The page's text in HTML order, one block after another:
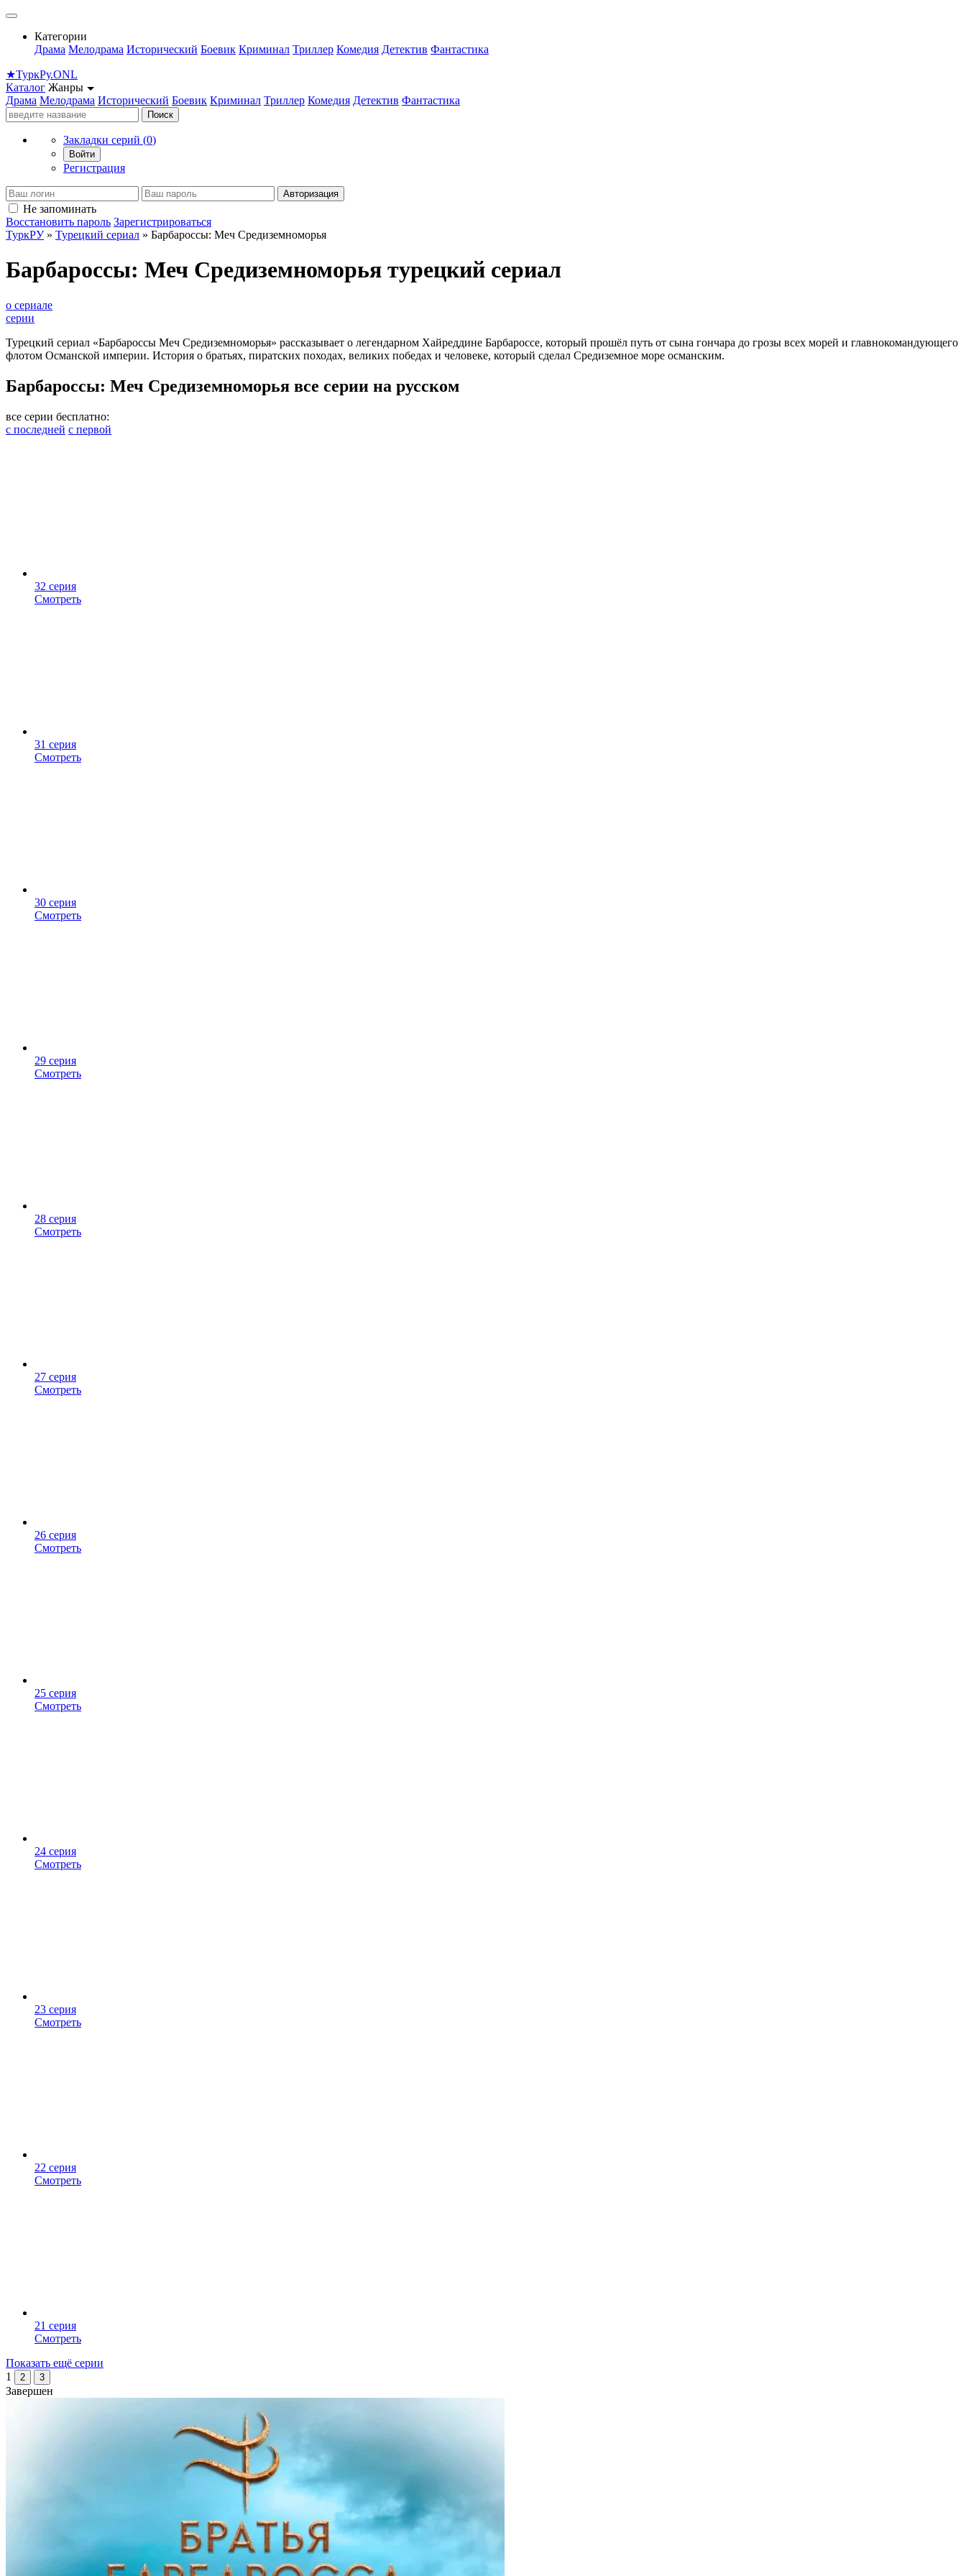
Категории
Драма Мелодрама Исторический Боевик Криминал Триллер Комедия Детектив Фантастика
★ТуркРу.ONL
Каталог Жанры
Драма Мелодрама Исторический Боевик Криминал Триллер Комедия Детектив Фантастика
Поиск
Закладки серий (0)
Войти
Регистрация
Авторизация
Не запоминать
Восстановить пароль Зарегистрироваться
ТуркРУ» Турецкий сериал » Барбароссы: Меч Средиземноморья
Барбароссы: Меч Средиземноморья турецкий сериал
о сериале
серии
Турецкий сериал «Барбароссы Меч Средиземноморья» рассказывает о легендарном Хайреддине Барбароссе, который прошёл путь от сына гончара до грозы всех морей и главнокомандующего
флотом Османской империи. История о братьях, пиратских походах, великих победах и человеке, который сделал Средиземное море османским.
Барбароссы: Меч Средиземноморья все серии на русском
все серии бесплатно:
с последней с первой
32 серия
Смотреть
31 серия
Смотреть
30 серия
Смотреть
29 серия
Смотреть
28 серия
Смотреть
27 серия
Смотреть
26 серия
Смотреть
25 серия
Смотреть
24 серия
Смотреть
23 серия
Смотреть
22 серия
Смотреть
21 серия
Смотреть
Показать ещё серии
1
2 3
Завершен